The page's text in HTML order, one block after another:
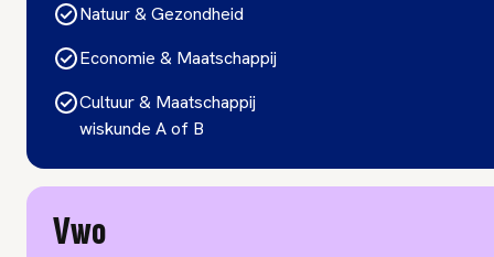
Natuur & Gezondheid
Economie & Maatschappij
Cultuur & Maatschappij
wiskunde A of B
Vwo